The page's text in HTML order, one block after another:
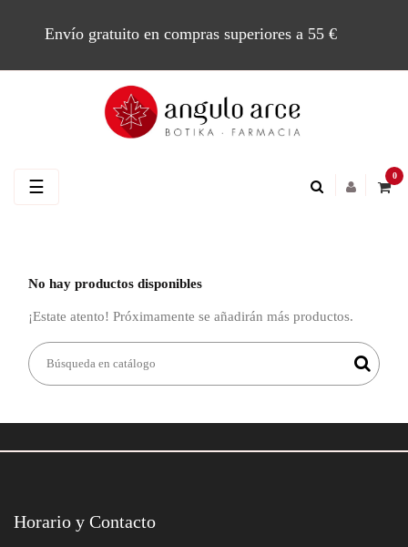
Envío gratuito en compras superiores a 55 €
0
Navegación
☰
No hay productos disponibles
¡Estate atento! Próximamente se añadirán más productos.
Horario y Contacto